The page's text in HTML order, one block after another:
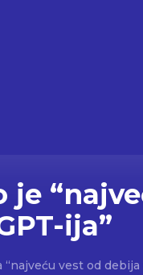
je
ija”
vest od debija